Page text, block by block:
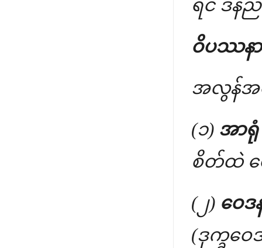
ရင် ဒီန
ဝိပဿနာ
အလွန်အ
(၁) အာရုံ
စိတ်ထဲ ပ
(၂) ဝေဒ
(ဒုက္ခဝေ